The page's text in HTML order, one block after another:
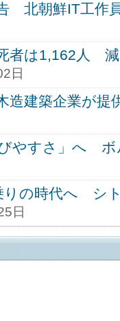
北朝鮮IT工作
者は1,162人
日
建築企業が提
やすさ」へ
りの時代へ シ
日